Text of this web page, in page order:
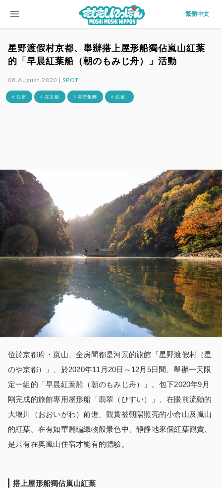
menu 繁體中文
星野渡假村京都、舉辦搭上屋形船獨佔嵐山紅葉
的「早晨紅葉船（朝のもみじ舟）」活動
08.August.2020 |SPOT
# 住宿 # 在京都 # 星野集團 # 紅葉_
位於京都府・嵐山、全房間都是河景的旅館「星野渡假村（星
のや京都）」、於2020年11月20日～12月5日間、舉辦一天限
定一組的「早晨紅葉船（朝のもみじ舟）」。包下2020年9月
剛完成的旅館專用屋形船「翡翠（ひすい）」、在眼前流動的
大堰川（おおいがわ）前進、觀賞被朝陽照亮的小倉山及嵐山
的紅葉。在有如華麗編織物般景色中、靜靜地來個紅葉觀賞、
是只有在奥嵐山住宿才能有的體驗。
搭上屋形船獨佔嵐山紅葉